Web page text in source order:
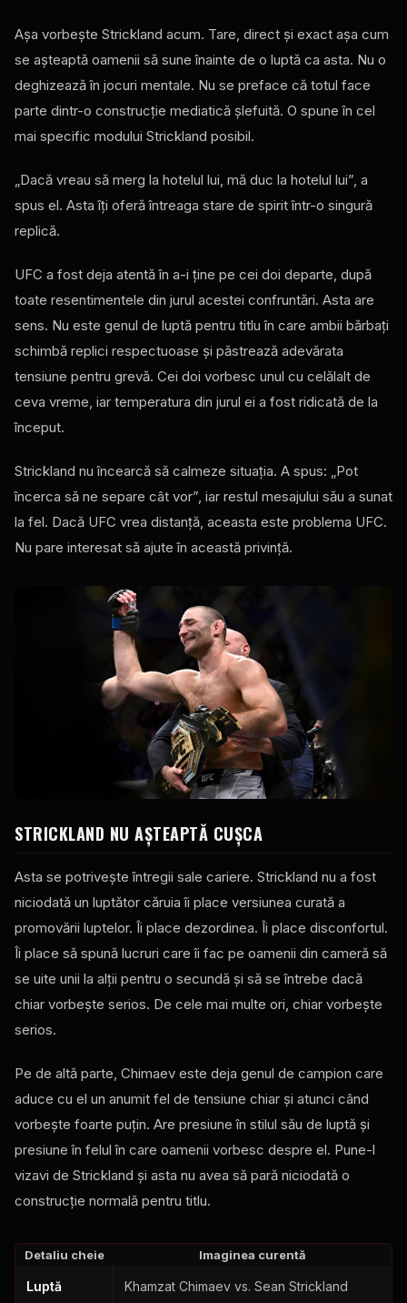
Așa vorbește Strickland acum. Tare, direct și exact așa cum
se așteaptă oamenii să sune înainte de o luptă ca asta. Nu o
deghizează în jocuri mentale. Nu se preface că totul face
parte dintr-o construcție mediatică șlefuită. O spune în cel
mai specific modului Strickland posibil.
„Dacă vreau să merg la hotelul lui, mă duc la hotelul lui”, a
spus el. Asta îți oferă întreaga stare de spirit într-o singură
replică.
UFC a fost deja atentă în a-i ține pe cei doi departe, după
toate resentimentele din jurul acestei confruntări. Asta are
sens. Nu este genul de luptă pentru titlu în care ambii bărbați
schimbă replici respectuoase și păstrează adevărata
tensiune pentru grevă. Cei doi vorbesc unul cu celălalt de
ceva vreme, iar temperatura din jurul ei a fost ridicată de la
început.
Strickland nu încearcă să calmeze situația. A spus: „Pot
încerca să ne separe cât vor”, iar restul mesajului său a sunat
la fel. Dacă UFC vrea distanță, aceasta este problema UFC.
Nu pare interesat să ajute în această privință.
STRICKLAND NU AȘTEAPTĂ CUȘCA
Asta se potrivește întregii sale cariere. Strickland nu a fost
niciodată un luptător căruia îi place versiunea curată a
promovării luptelor. Îi place dezordinea. Îi place disconfortul.
Îi place să spună lucruri care îi fac pe oamenii din cameră să
se uite unii la alții pentru o secundă și să se întrebe dacă
chiar vorbește serios. De cele mai multe ori, chiar vorbește
serios.
Pe de altă parte, Chimaev este deja genul de campion care
aduce cu el un anumit fel de tensiune chiar și atunci când
vorbește foarte puțin. Are presiune în stilul său de luptă și
presiune în felul în care oamenii vorbesc despre el. Pune-l
vizavi de Strickland și asta nu avea să pară niciodată o
construcție normală pentru titlu.
Detaliu cheie Imaginea curentă
Luptă Khamzat Chimaev vs. Sean Strickland